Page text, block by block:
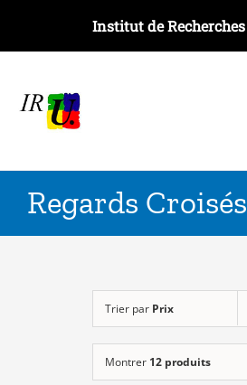
contenu
Institut de Recherches
Les recherches
Les événements
Regards Croisés
Trier par Prix
Montrer 12 produits